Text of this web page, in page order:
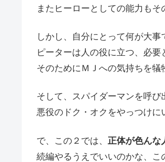
またヒーローとしての能力もそ
しかし、自分にとって何が大事
ピーターは人の役に立つ、必要
そのためにＭＪへの気持ちを犠
そして、スパイダーマンを呼
悪役のドク・オクをやっつけに
で、この２では、 正体が色んな
続編やるうえでいいのかな、こ